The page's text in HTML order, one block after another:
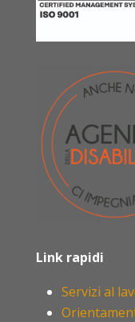
Link rapidi
Servizi al